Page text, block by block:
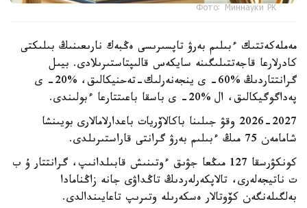
Фото: Миннауки РК
مەملەكەتتىك ءبىلىم بەرۋ تاپسىرىسى ەڭبەك نارىعىنىڭ بىلىكتى
كادرلارعا قاجەتتىلىگىنە سايكەس قالىپتاستىرىلادى. بيىل
گرانتتاردىڭ %60- ى ينجەنەرلىك-تەحنيكالىق، %20- ى
پەداگوگيكالىق، ال %20- ى باسقا باعىتتارعا ءبولىندى.
2026-2027 وقۋ جىلىنا باكالاۆريات باعدارلامالارى بويىنشا
شامامەن 75 مىڭ ءبىلىم بەرۋ گرانتى قاراستىرىلدى.
كونكۋرسقا 127 مىڭعا جۋىق ءوتىنىش قابىلدانىپ، گرانتتار ۇ ب
ت ناتيجەلەرى، تالاپكەرلەردىڭ تاڭداۋى جانە زاڭنامادا
بەلگىلەنگەن كۆوتالار ەسكەرىلە وتىرىپ تاعايىندالدى.